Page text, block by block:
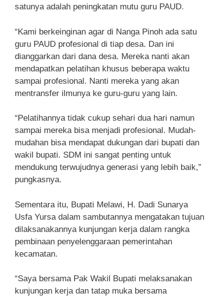
satunya adalah peningkatan mutu guru PAUD.
“Kami berkeinginan agar di Nanga Pinoh ada satu
guru PAUD profesional di tiap desa. Dan ini
dianggarkan dari dana desa. Mereka nanti akan
mendapatkan pelatihan khusus beberapa waktu
sampai profesional. Nanti mereka yang akan
mentransfer ilmunya ke guru-guru yang lain.
“Pelatihannya tidak cukup sehari dua hari namun
sampai mereka bisa menjadi profesional. Mudah-
mudahan bisa mendapat dukungan dari bupati dan
wakil bupati. SDM ini sangat penting untuk
mendukung terwujudnya generasi yang lebih baik,”
pungkasnya.
Sementara itu, Bupati Melawi, H. Dadi Sunarya
Usfa Yursa dalam sambutannya mengatakan tujuan
dilaksanakannya kunjungan kerja dalam rangka
pembinaan penyelenggaraan pemerintahan
kecamatan.
“Saya bersama Pak Wakil Bupati melaksanakan
kunjungan kerja dan tatap muka bersama